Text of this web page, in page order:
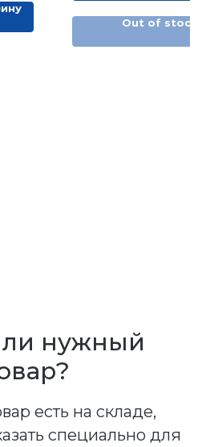
Out of stock
нужный
есть на складе,
специально для